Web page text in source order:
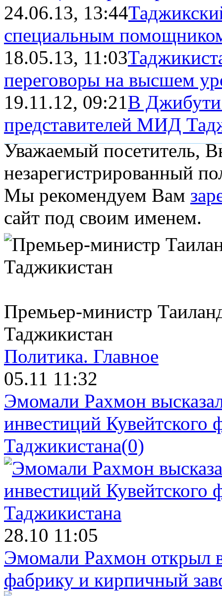
24.06.13, 13:44
специальным
18.05.13, 11:03
переговоры на высшем
19.11.12, 09:21В Джибути
представителей МИД
Уважаемый посетитель,
незарегистрированный
Мы рекомендуем Вам
сайт под своим именем.
Премьер-министр
Таджикистан
Политика. Главное
05.11 11:32
Эмомали Рахмон
инвестиций Кувейтского
Таджикистана(0)
28.10 11:05
Эмомали Рахмон открыл
фабрику и кирпичный